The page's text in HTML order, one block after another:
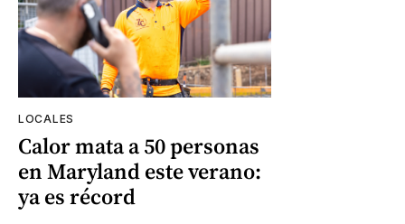
LOCALES
Calor mata a 50 personas
en Maryland este verano:
ya es récord